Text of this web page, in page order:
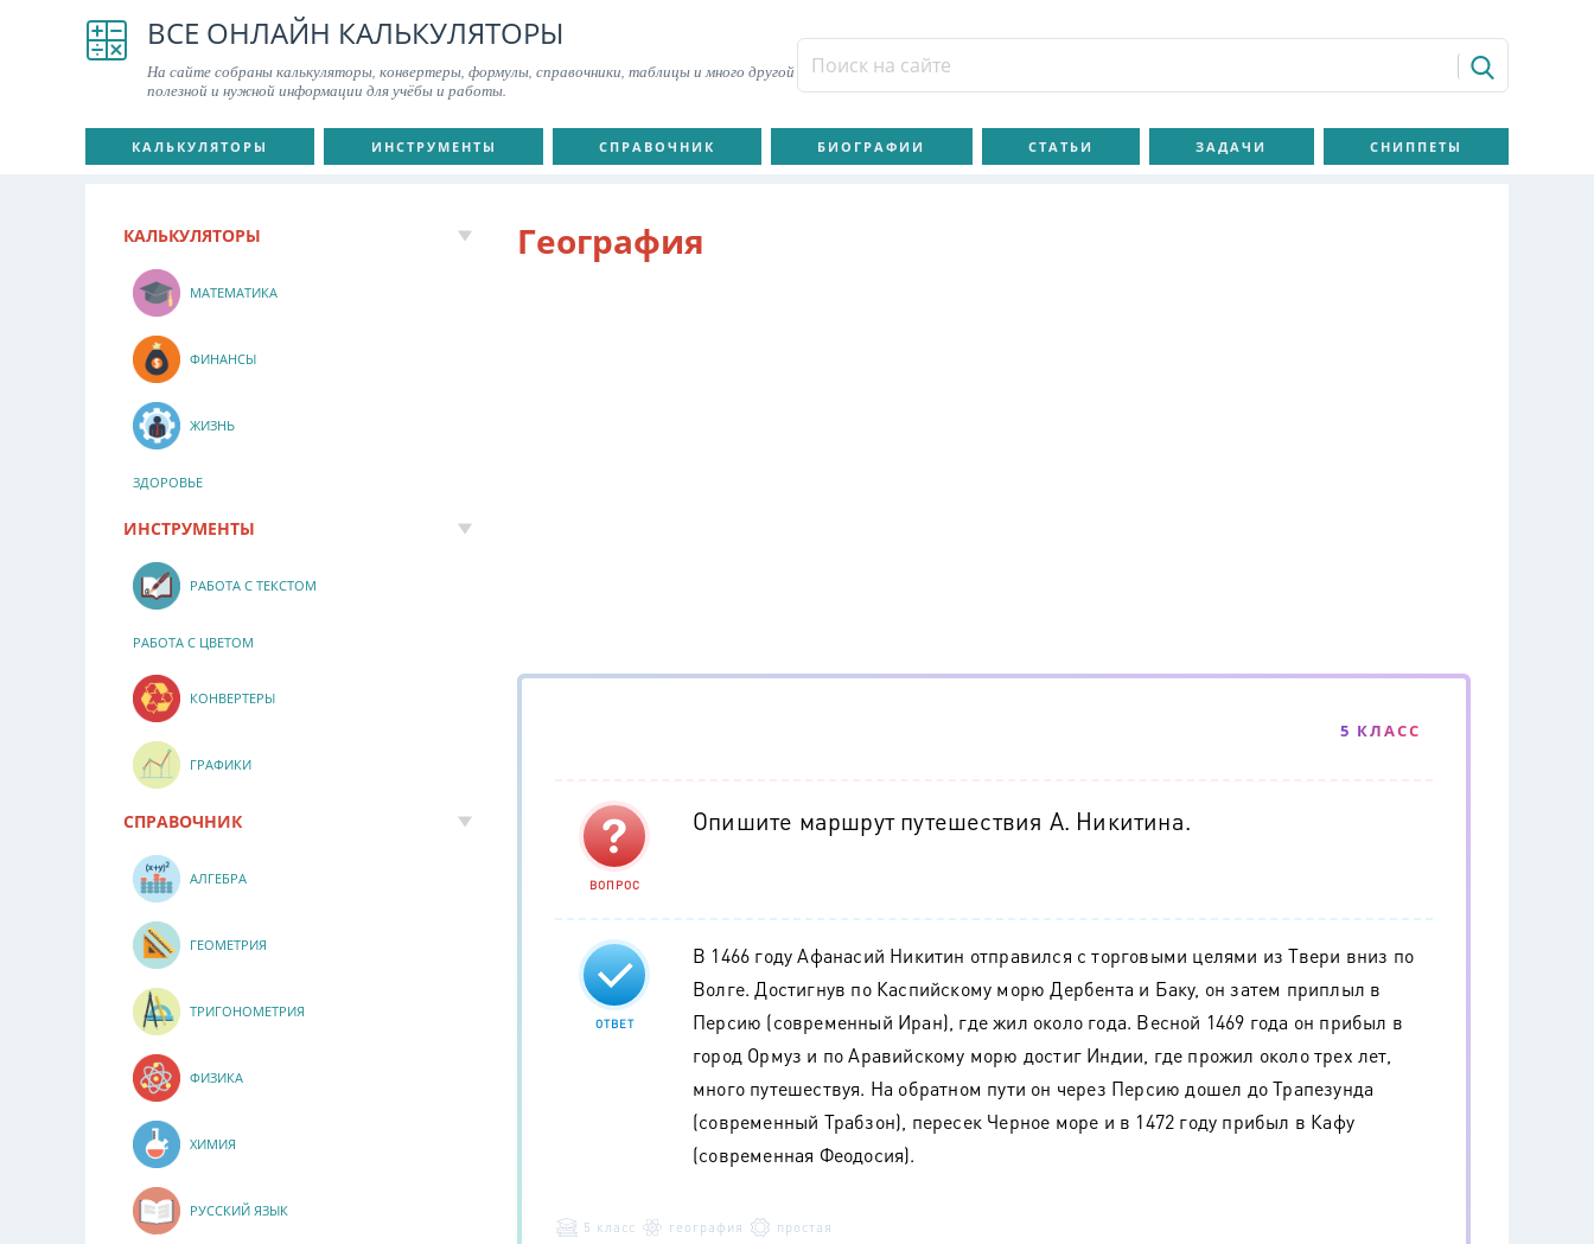
ВСЕ ОНЛАЙН КАЛЬКУЛЯТОРЫ
На сайте собраны калькуляторы, конвертеры, формулы, справочники, таблицы и много другой
полезной и нужной информации для учёбы и работы.
КАЛЬКУЛЯТОРЫ ИНСТРУМЕНТЫ СПРАВОЧНИК БИОГРАФИИ СТАТЬИ ЗАДАЧИ СНИППЕТЫ
География
5 КЛАСС
ВОПРОС
Опишите маршрут путешествия А. Никитина.
ОТВЕТ
В 1466 году Афанасий Никитин отправился с торговыми целями из Твери вниз по
Волге. Достигнув по Каспийскому морю Дербента и Баку, он затем приплыл в
Персию (современный Иран), где жил около года. Весной 1469 года он прибыл в
город Ормуз и по Аравийскому морю достиг Индии, где прожил около трех лет,
много путешествуя. На обратном пути он через Персию дошел до Трапезунда
(современный Трабзон), пересек Черное море и в 1472 году прибыл в Кафу
(современная Феодосия).
5 класс география простая
КАЛЬКУЛЯТОРЫ
МАТЕМАТИКА
ФИНАНСЫ
ЖИЗНЬ
ЗДОРОВЬЕ
ИНСТРУМЕНТЫ
РАБОТА С ТЕКСТОМ
РАБОТА С ЦВЕТОМ
КОНВЕРТЕРЫ
ГРАФИКИ
СПРАВОЧНИК
АЛГЕБРА
ГЕОМЕТРИЯ
ТРИГОНОМЕТРИЯ
ФИЗИКА
ХИМИЯ
РУССКИЙ ЯЗЫК